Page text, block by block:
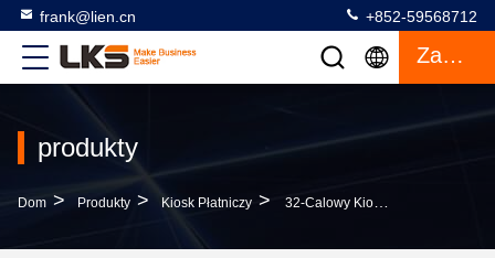
frank@lien.cn +852-59568712
Zacytować
produkty
Dom > Produkty > Kiosk Płatniczy > 32-Calowy Kiosk Płatniczy Z Ekranem Dotykowym Z Akceptorem Gotówki I Funkcją Wydawania Reszty, Obsługujący Płatności Kartą Kredytową